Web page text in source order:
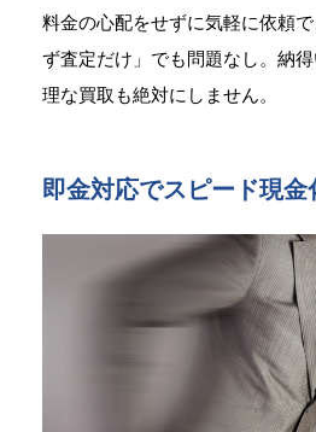
料金の心配をせずに気軽に依頼
ず査定だけ」でも問題なし。納
理な買取も絶対にしません。
即金対応でスピード現金